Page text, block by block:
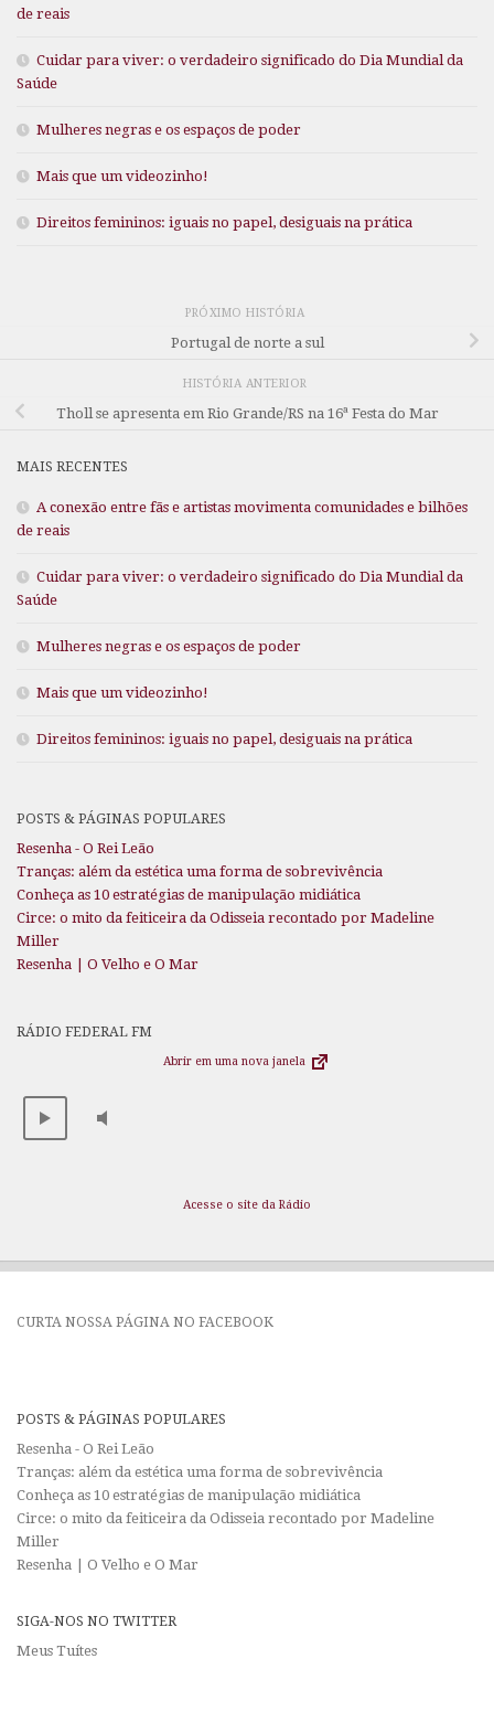
de reais
Cuidar para viver: o verdadeiro significado do Dia Mundial da
Saúde
Mulheres negras e os espaços de poder
Mais que um videozinho!
Direitos femininos: iguais no papel, desiguais na prática
PRÓXIMO HISTÓRIA
Portugal de norte a sul
HISTÓRIA ANTERIOR
Tholl se apresenta em Rio Grande/RS na 16ª Festa do Mar
MAIS RECENTES
A conexão entre fãs e artistas movimenta comunidades e bilhões
de reais
Cuidar para viver: o verdadeiro significado do Dia Mundial da
Saúde
Mulheres negras e os espaços de poder
Mais que um videozinho!
Direitos femininos: iguais no papel, desiguais na prática
POSTS & PÁGINAS POPULARES
Resenha - O Rei Leão
Tranças: além da estética uma forma de sobrevivência
Conheça as 10 estratégias de manipulação midiática
Circe: o mito da feiticeira da Odisseia recontado por Madeline
Miller
Resenha | O Velho e O Mar
RÁDIO FEDERAL FM
Abrir em uma nova janela
Acesse o site da Rádio
CURTA NOSSA PÁGINA NO FACEBOOK
POSTS & PÁGINAS POPULARES
Resenha - O Rei Leão
Tranças: além da estética uma forma de sobrevivência
Conheça as 10 estratégias de manipulação midiática
Circe: o mito da feiticeira da Odisseia recontado por Madeline
Miller
Resenha | O Velho e O Mar
SIGA-NOS NO TWITTER
Meus Tuítes